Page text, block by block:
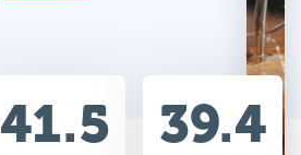
41.5 39.4